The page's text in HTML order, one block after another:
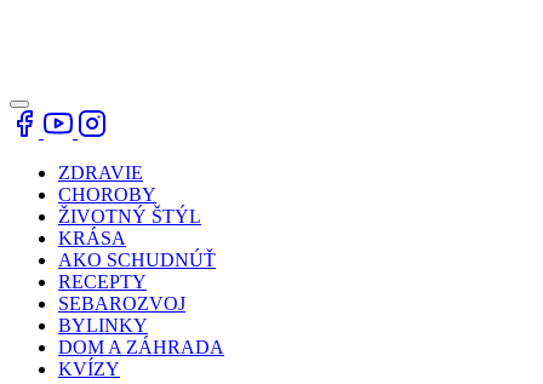
ZDRAVIE
CHOROBY
ŽIVOTNÝ ŠTÝL
KRÁSA
AKO SCHUDNÚŤ
RECEPTY
SEBAROZVOJ
BYLINKY
DOM A ZÁHRADA
KVÍZY